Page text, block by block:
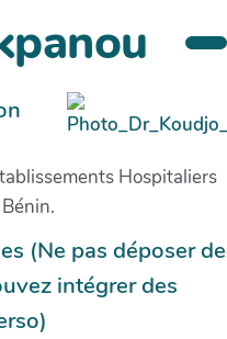
Hospitaliers
(Ne pas déposer de
intégrer des